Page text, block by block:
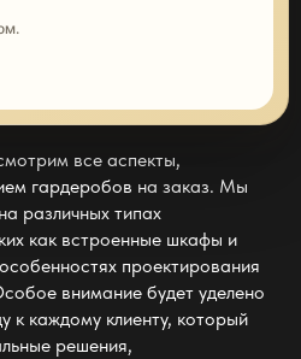
все аспекты,
гардеробов на заказ. Мы
различных типах
как встроенные шкафы и
проектирования
внимание будет уделено
к каждому клиенту, который
решения,